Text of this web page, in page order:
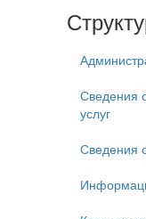
Сведения
услуг
Сведения